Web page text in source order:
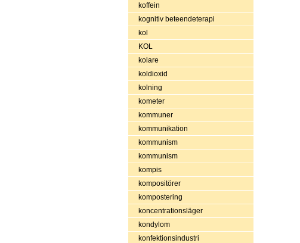
koffein
kognitiv beteendeterapi
kol
KOL
kolare
koldioxid
kolning
kometer
kommuner
kommunikation
kommunism
kommunism
kompis
kompositörer
kompostering
koncentrationsläger
kondylom
konfektionsindustri